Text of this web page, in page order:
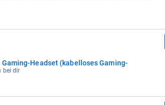
Headset (kabelloses Gaming-
bei dir